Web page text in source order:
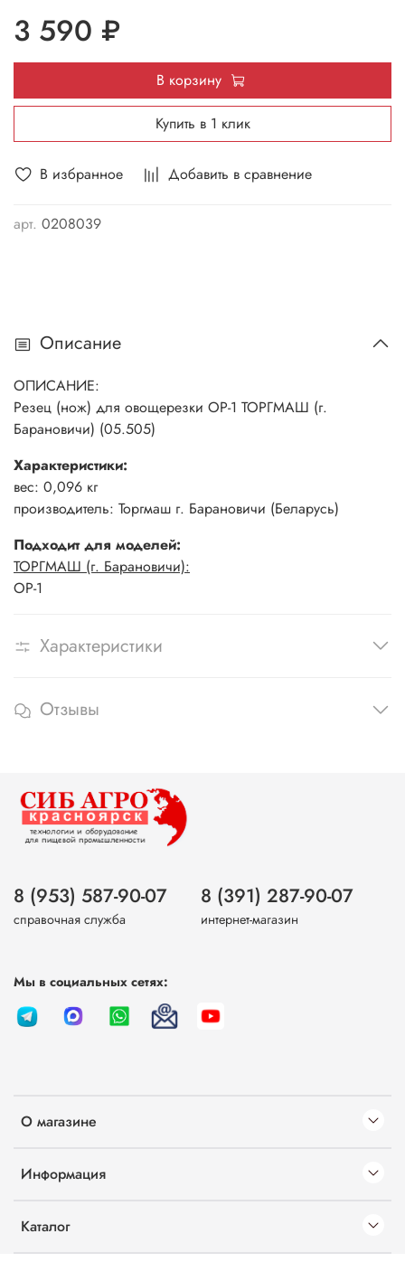
В избранное Добавить в сравнение
арт. 0208039
3 590 ₽
В корзину
Купить в 1 клик
Описание
ОПИСАНИЕ:
Резец (нож) для овощерезки ОР-1 ТОРГМАШ (г.
Барановичи) (05.505)
Характеристики:
вес: 0,096 кг
производитель: Торгмаш г. Барановичи (Беларусь)
Подходит для моделей:
ТОРГМАШ (г. Барановичи):
ОР-1
Характеристики
Отзывы
О магазине
Информация
Каталог
8 (953) 587-90-07
справочная служба
8 (391) 287-90-07
интернет-магазин
Мы в социальных сетях: